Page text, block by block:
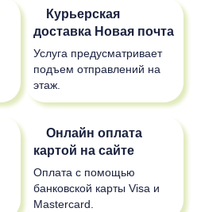
Курьерская
доставка Новая почта
Услуга предусматривает
подъем отправлений на
этаж.
Онлайн оплата
картой на сайте
Оплата с помощью
банковской карты Visa и
Mastercard.